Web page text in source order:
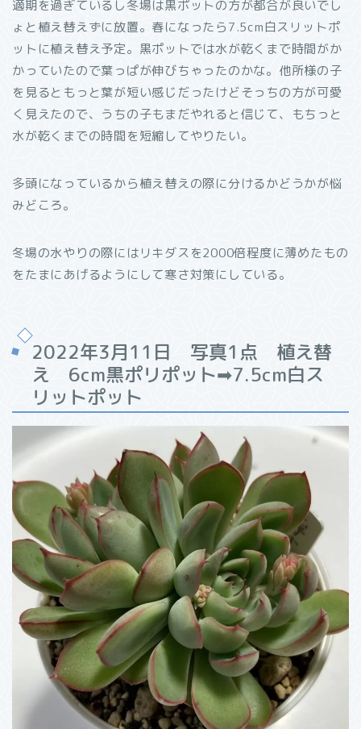
適期を過ぎているし冬場は黒ポットの方が都合が良いでし
ょと植え替えずに放置。春になったら7.5cm白スリットポ
ットに植え替え予定。黒ポットでは水が乾くまで時間がか
かっていたので葉っぱが伸びちゃったのかな。他所様の子
を見るともっと葉が短い感じだったけどそっちの方が可愛
く見えたので、うちの子もまだやれると信じて、もちっと
水が乾くまでの時間を短縮してやりたい。
多頭になっているから植え替えの際に分けるかどうかが悩
みどころ。
冬場の水やりの際にはリキダスを2000倍程度に薄めたもの
をたまにあげるようにして寒さ対策にしている。
2022年3月11日 写真1点 植え替
え 6cm黒ポリポット➡7.5cm白ス
リットポット